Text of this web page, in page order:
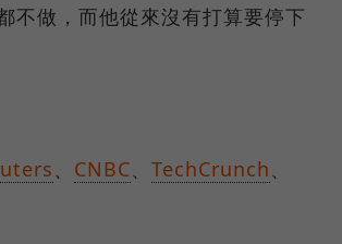
不做，而他從來沒有打算要停下
CNBC TechCrunch